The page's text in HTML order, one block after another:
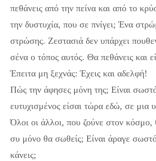
πεθάνεις από την πείνα και από το
την δυστυχία, που σε πνίγει; Ένα
στρώσης. Ζεστασιά δεν υπάρχει
σένα ο τόπος αυτός. Θα πεθάνεις και
Έπειτα μη ξεχνάς: Έχεις και αδελφή!
Πώς την άφησες μόνη της; Είναι
ευτυχισμένος είσαι τώρα εδώ, σε μια
Όλοι οι άλλοι, που ζούνε στον κόσμο,
συ μόνο θα σωθείς; Είναι άραγε
κάνεις;